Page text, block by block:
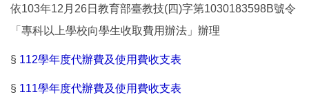
依103年12月26日教育部臺教技(四)字第1030183598B號令
「專科以上學校向學生收取費用辦法」辦理
§ 112學年度代辦費及使用費收支表
§ 111學年度代辦費及使用費收支表